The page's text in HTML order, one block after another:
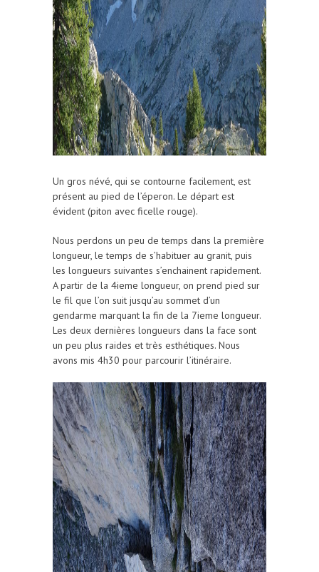
Un gros névé, qui se contourne facilement, est
présent au pied de l’éperon. Le départ est
évident (piton avec ficelle rouge).
Nous perdons un peu de temps dans la première
longueur, le temps de s’habituer au granit, puis
les longueurs suivantes s’enchainent rapidement.
A partir de la 4ieme longueur, on prend pied sur
le fil que l’on suit jusqu’au sommet d’un
gendarme marquant la fin de la 7ieme longueur.
Les deux dernières longueurs dans la face sont
un peu plus raides et très esthétiques. Nous
avons mis 4h30 pour parcourir l’itinéraire.